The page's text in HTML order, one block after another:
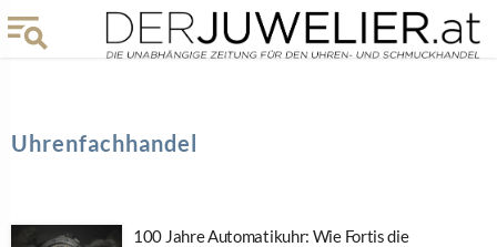
Uhrenfachhandel
100 Jahre Automatikuhr: Wie Fortis die